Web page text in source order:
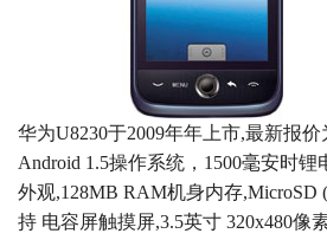
华为U8230于2009年年上市,最新报
Android 1.5操作系统，1500毫安时
外观,128MB RAM机身内存,MicroSD
持 电容屏触摸屏,3.5英寸 320x480像